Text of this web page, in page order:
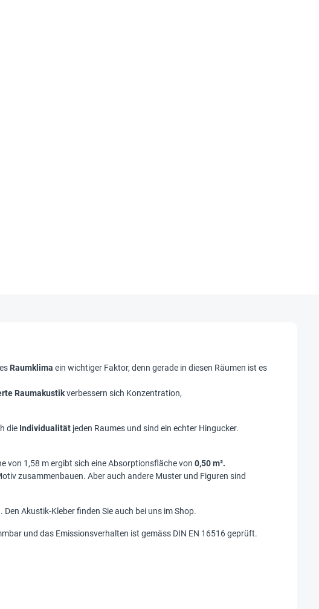
Raumklima ein wichtiger Faktor, denn gerade in diesen Räumen ist es
Raumakustikverbessern sich Konzentration,
die Individualität jeden Raumes und sind ein echter Hingucker.
von 1,58 m ergibt sich eine Absorptionsfläche von 0,50 m².
zusammenbauen. Aber auch andere Muster und Figuren sind
Akustik-Kleber finden Sie auch bei uns im Shop.
und das Emissionsverhalten ist gemäss DIN EN 16516 geprüft.